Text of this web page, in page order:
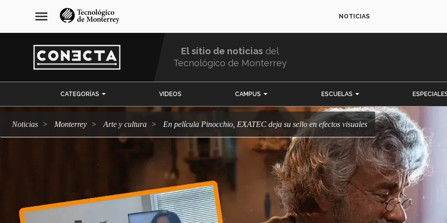
navegación
principal
menu NOTICIAS
El sitio de noticias del
Tecnológico de Monterrey
CATEGORÍAS VIDEOS CAMPUS ESCUELAS
Noticias Monterrey arte y cultura En película Pinocchio, EXATEC deja su sello en efectos visuales